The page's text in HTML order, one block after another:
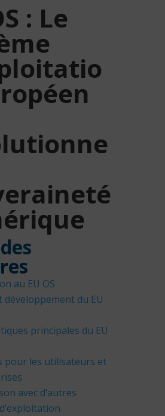
: Le
au EU OS
développement du EU
principales du EU
pour les utilisateurs et
avec d’autres